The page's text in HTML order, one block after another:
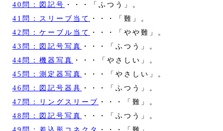
40問：図記号 ・・・「ふつう」。
41問：スリーブ当て
・・・「難」。
42問：ケーブル当て
・・・「やや難」。
43問：図記号写真 ・・・「ふつう」。
44問：機器写真 ・・・「やさしい」。
45問：測定器写真 ・・・「やさしい」。
46問：図記号器具 ・・・「ふつう」。
47問：リングスリーブ ・・・「難」。
48問：図記号写真 ・・・「ふつう」。